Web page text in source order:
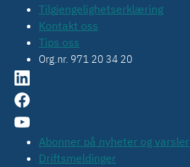
Tilgjengelighetserklæring
Kontakt oss
Tips oss
Org.nr. 971 20 34 20
Abonner på nyheter og varsler
Driftsmeldinger